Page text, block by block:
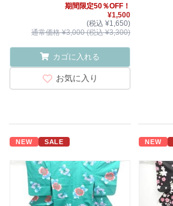
期間限定50％OFF！
¥1,500
(税込 ¥1,650)
通常価格 ¥3,000 (税込 ¥3,300)
カゴに入れる
お気に入り
NEW SALE NEW